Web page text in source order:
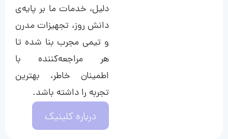
دلیل، خدمات ما بر پایه‌ی
دانش روز، تجهیزات مدرن
و تیمی مجرب بنا شده تا
هر مراجعه‌کننده با
اطمینان خاطر، بهترین
تجربه را داشته باشد.
درباره کلینیک